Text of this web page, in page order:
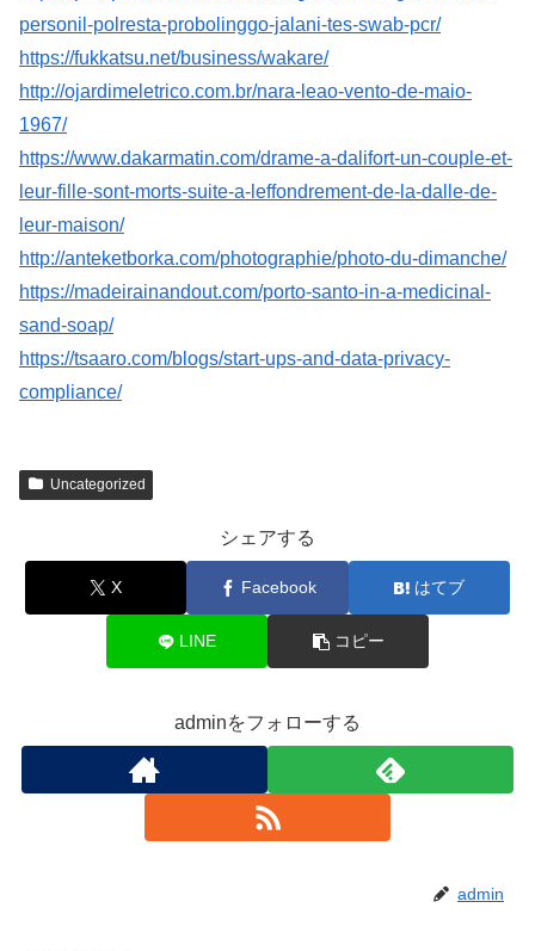
personil-polresta-probolinggo-jalani-tes-swab-pcr/
https://fukkatsu.net/business/wakare/
http://ojardimeletrico.com.br/nara-leao-vento-de-maio-
1967/
https://www.dakarmatin.com/drame-a-dalifort-un-couple-et-
leur-fille-sont-morts-suite-a-leffondrement-de-la-dalle-de-
leur-maison/
http://anteketborka.com/photographie/photo-du-dimanche/
https://madeirainandout.com/porto-santo-in-a-medicinal-
sand-soap/
https://tsaaro.com/blogs/start-ups-and-data-privacy-
compliance/
Uncategorized
シェアする
X Facebook はてブ
LINE コピー
adminをフォローする
admin